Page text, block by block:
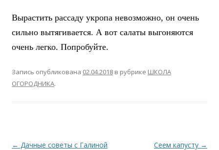
Вырастить рассаду укропа невозможно, он очень
сильно вытягивается. А вот салаты выгоняются
очень легко. Попробуйте.
Запись опубликована 02.04.2018 в рубрике ШКОЛА
ОГОРОДНИКА.
Навигация
← Дачные советы с Галиной
Сеем капусту →